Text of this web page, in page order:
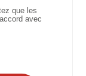
que les
avec